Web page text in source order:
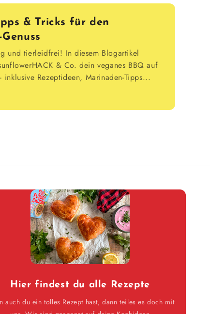
& Tricks für den
und tierleidfrei! In diesem Blogartikel
& Co. dein veganes BBQ auf
Rezeptideen, Marinaden-Tipps...
Hier findest du alle Rezepte
auch du ein tolles Rezept hast, dann teiles es doch mit